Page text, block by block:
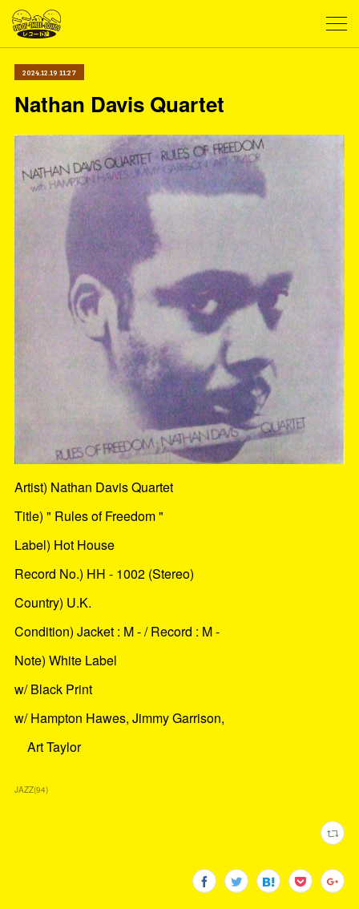
2024.12.19 11:27
Nathan Davis Quartet
Artist) Nathan Davis Quartet
Title) " Rules of Freedom "
Label) Hot House
Record No.) HH - 1002 (Stereo)
Country) U.K.
Condition) Jacket : M - / Record : M -
Note) White Label
w/ Black Print
w/ Hampton Hawes, Jimmy Garrison,
Art Taylor
JAZZ(94)